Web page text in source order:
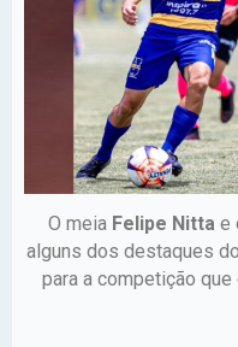
O meia Felipe Nitta e
alguns dos destaques do
para a competição que